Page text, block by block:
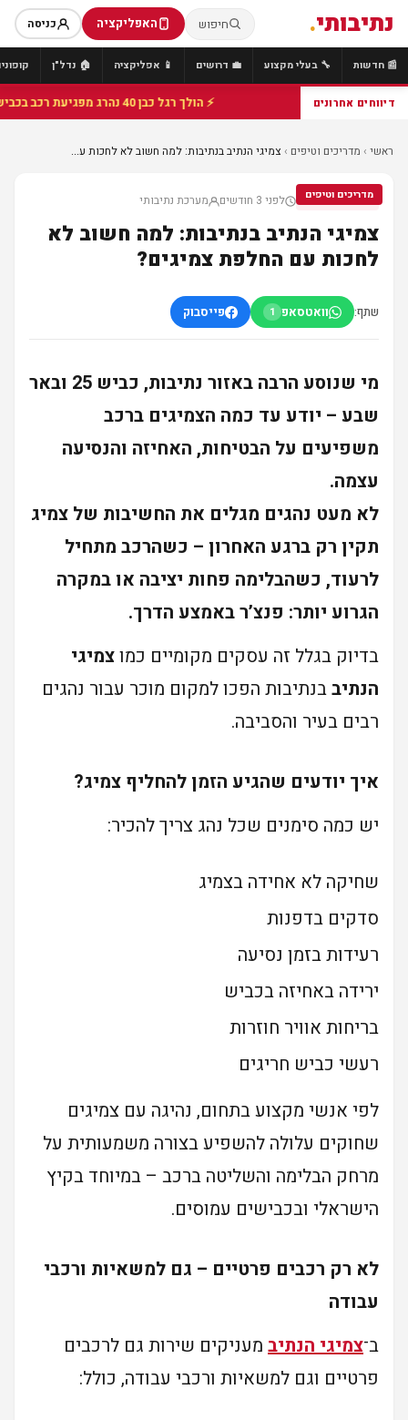
נתיבותי. חיפוש האפליקציה כניסה
📰 חדשות 🔧 בעלי מקצוע 💼 דרושים 📱 אפליקציה 🏠 נדל"ן
דיווחים אחרונים ⚡ הולך רגל כבן 40 נהרג מפגיעת רכב בכביש 25 סמוך לצומת הנשיא, מתנדבי זק"א פועלו בזירה
ראשי › מדריכים וטיפים › צמיגי הנתיב בנתיבות: למה חשוב לא לחכות ע...
מדריכים וטיפים
מדריכים וטיפים לפני 3 חודשים מערכת נתיבותי
צמיגי הנתיב בנתיבות: למה חשוב לא
לחכות עם החלפת צמיגים?
שתף: וואטסאפ 1 פייסבוק
מי שנוסע הרבה באזור נתיבות, כביש 25 ובאר
שבע – יודע עד כמה הצמיגים ברכב
משפיעים על הבטיחות, האחיזה והנסיעה
עצמה.
לא מעט נהגים מגלים את החשיבות של צמיג
תקין רק ברגע האחרון – כשהרכב מתחיל
לרעוד, כשהבלימה פחות יציבה או במקרה
הגרוע יותר: פנצ’ר באמצע הדרך.
בדיוק בגלל זה עסקים מקומיים כמוצמיגי
הנתיבבנתיבות הפכו למקום מוכר עבור נהגים
רבים בעיר והסביבה.
איך יודעים שהגיע הזמן להחליף צמיג?
יש כמה סימנים שכל נהג צריך להכיר:
שחיקה לא אחידה בצמיג
סדקים בדפנות
רעידות בזמן נסיעה
ירידה באחיזה בכביש
בריחות אוויר חוזרות
רעשי כביש חריגים
לפי אנשי מקצוע בתחום, נהיגה עם צמיגים
שחוקים עלולה להשפיע בצורה משמעותית על
מרחק הבלימה והשליטה ברכב – במיוחד בקיץ
הישראלי ובכבישים עמוסים.
לא רק רכבים פרטיים – גם למשאיות ורכבי
עבודה
ב־צמיגי הנתיב מעניקים שירות גם לרכבים
פרטיים וגם למשאיות ורכבי עבודה, כולל: